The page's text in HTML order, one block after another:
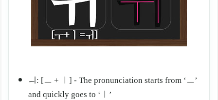
ㅢ: [ㅡ + ㅣ] - The pronunciation starts from ‘ㅡ’
and quickly goes to ‘
’